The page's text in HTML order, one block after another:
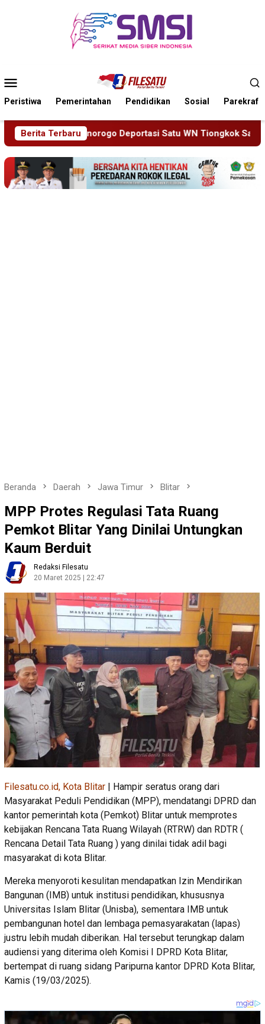
Mobile
Peristiwa Pemerintahan Pendidikan Sosial Parekraf
Berita Terbaru
WN Tiongkok Salahgunakan Ijin Tinggal 19 Siswa
Beranda Daerah Jawa Timur Blitar
MPP Protes Regulasi Tata Ruang
Pemkot Blitar Yang Dinilai Untungkan
Kaum Berduit
Redaksi Filesatu
20 Maret 2025 | 22:47
Filesatu.co.id, Kota Blitar | Hampir seratus orang dari
Masyarakat Peduli Pendidikan (MPP), mendatangi DPRD dan
kantor pemerintah kota (Pemkot) Blitar untuk memprotes
kebijakan Rencana Tata Ruang Wilayah (RTRW) dan RDTR (
Rencana Detail Tata Ruang ) yang dinilai tidak adil bagi
masyarakat di kota Blitar.
Mereka menyoroti kesulitan mendapatkan Izin Mendirikan
Bangunan (IMB) untuk institusi pendidikan, khususnya
Universitas Islam Blitar (Unisba), sementara IMB untuk
pembangunan hotel dan lembaga pemasyarakatan (lapas)
justru lebih mudah diberikan. Hal tersebut terungkap dalam
audiensi yang diterima oleh Komisi I DPRD Kota Blitar,
bertempat di ruang sidang Paripurna kantor DPRD Kota Blitar,
Kamis (19/03/2025).